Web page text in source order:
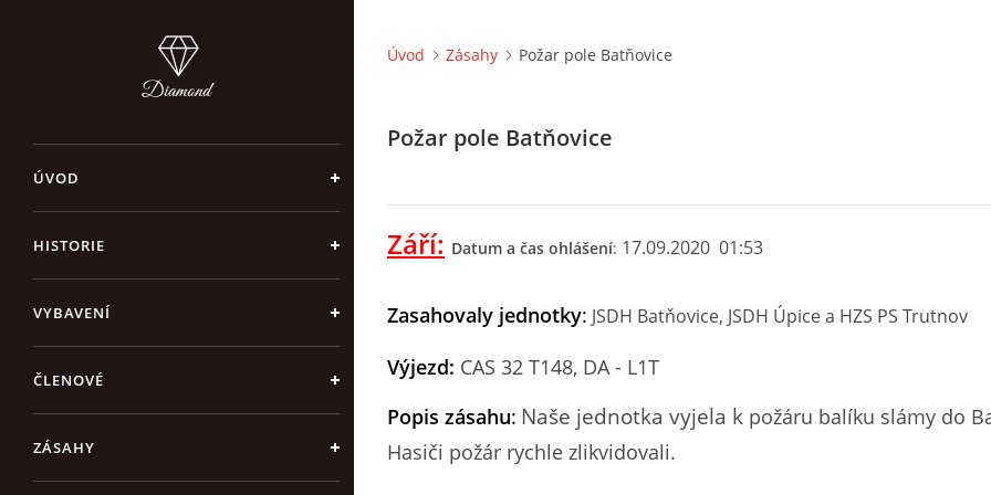
ÚVOD
HISTORIE
VYBAVENÍ
ČLENOVÉ
ZÁSAHY
Úvod Zásahy Požar pole Batňovice
Požar pole Batňovice
Září: Datum a čas ohlášení: 17.09.2020 01:53
Zasahovaly jednotky: JSDH Batňovice, JSDH Úpice a HZS PS Trutnov
Výjezd: CAS 32 T148, DA - L1T
Popis zásahu: Naše jednotka vyjela k požáru balíku slámy do
Hasiči požár rychle zlikvidovali.